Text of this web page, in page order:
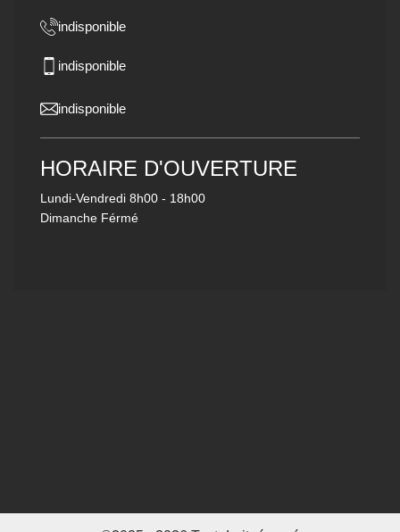
indisponible
indisponible
indisponible
HORAIRE D'OUVERTURE
Lundi-Vendredi 8h00 - 18h00
Dimanche Férmé